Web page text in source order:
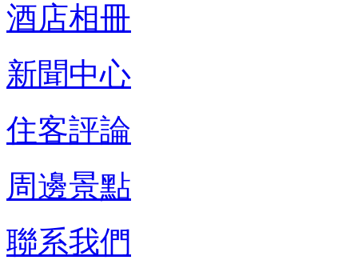
酒店相冊
新聞中心
住客評論
周邊景點
聯系我們